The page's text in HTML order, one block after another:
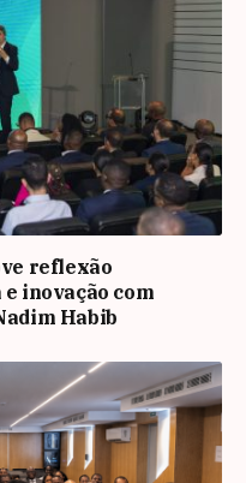
reflexão
inovação com
Habib